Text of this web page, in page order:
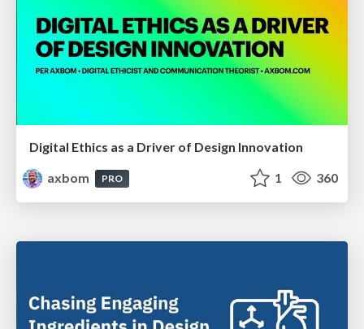
Digital Ethics as a Driver of Design Innovation
axbom
PRO 1 360